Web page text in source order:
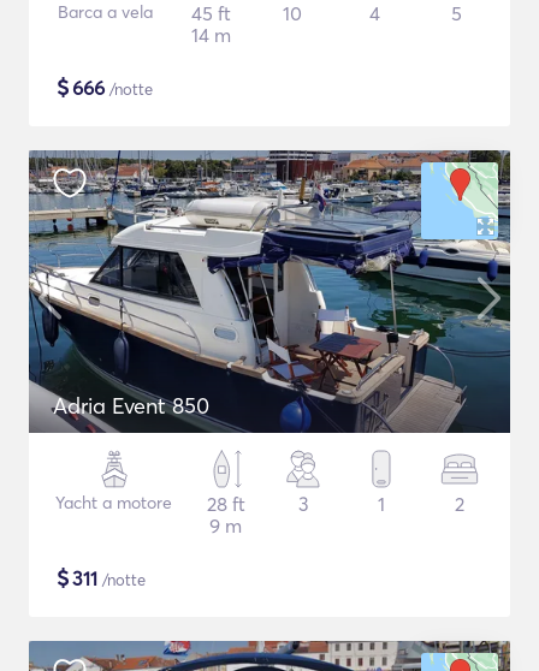
Barca a vela
45 ft
14 m
10 4 5
$666 /notte
Adria Event 850
Yacht a motore
28 ft
9 m
3 1 2
$311 /notte